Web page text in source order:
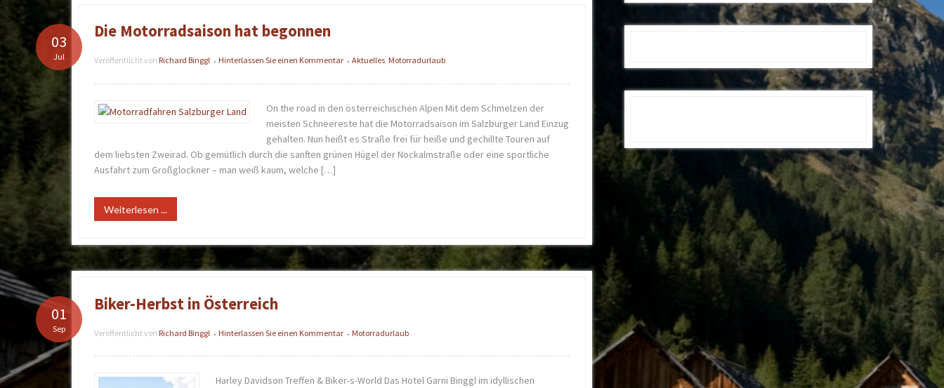
Die Motorradsaison hat begonnen
Veröffentlicht von Richard Binggl • Hinterlassen Sie einen Kommentar • Aktuelles, Motorradurlaub
03
Jul
On the road in den österreichischen Alpen Mit dem Schmelzen der
meisten Schneereste hat die Motorradsaison im Salzburger Land Einzug
gehalten. Nun heißt es Straße frei für heiße und gechillte Touren auf
dem liebsten Zweirad. Ob gemütlich durch die sanften grünen Hügel der Nockalmstraße oder eine sportliche
Ausfahrt zum Großglockner – man weiß kaum, welche […]
Weiterlesen ...
Biker-Herbst in Österreich
Veröffentlicht von Richard Binggl • Hinterlassen Sie einen Kommentar • Motorradurlaub
01
Sep
Harley Davidson Treffen & Biker-s-World Das Hotel Garni Binggl im idyllischen